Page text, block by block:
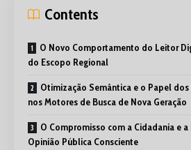
Contents
O Novo Comportamento do Leitor
do Escopo Regional
Otimização Semântica e o Papel
nos Motores de Busca de Nova Geração
O Compromisso com a Cidadania e
Opinião Pública Consciente